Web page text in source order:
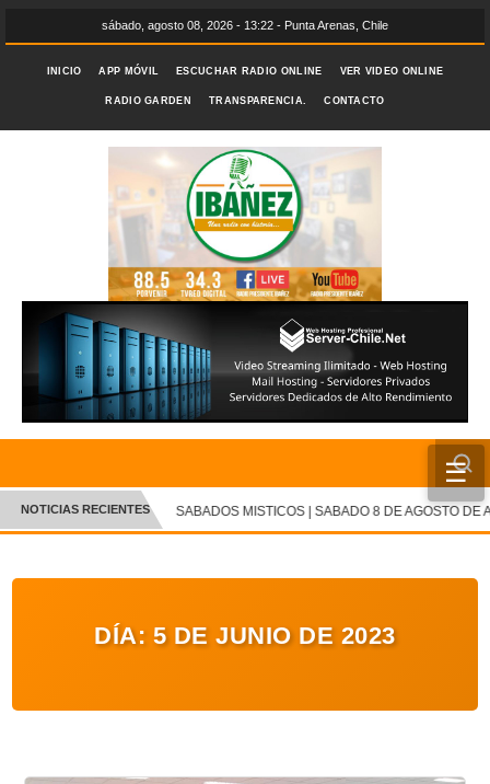
sábado, agosto 08, 2026 - 13:22 - Punta Arenas, Chile
INICIO APP MÓVIL ESCUCHAR RADIO ONLINE VER VIDEO ONLINE
RADIO GARDEN TRANSPARENCIA. CONTACTO
☰
INICIO
CRÓNICA
ENTRETENIMIENTO Y CULTURA
NOTICIAS RECIENTES SABADOS MISTICOS | SABADO 8 DE AGOSTO DE
DÍA: 5 DE JUNIO DE 2023